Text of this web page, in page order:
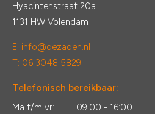
Hyacintenstraat 20a
1131 HW Volendam
E: info@dezaden.nl
T: 06 3048 5829
Telefonisch bereikbaar:
Ma t/m vr: 09:00 - 16:00